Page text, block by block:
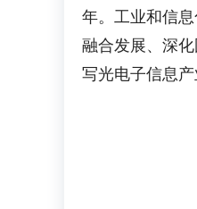
年。工业和信
融合发展、深
写光电子信息产